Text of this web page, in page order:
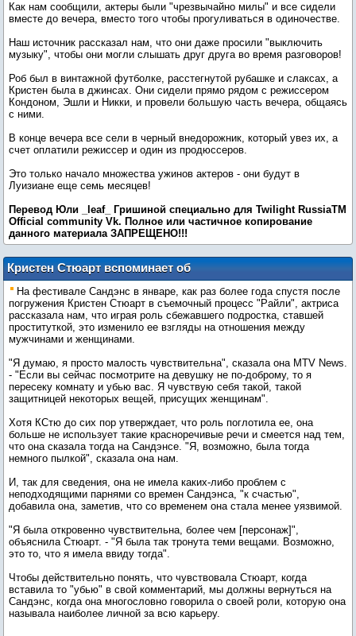
Как нам сообщили, актеры были "чрезвычайно милы" и все сидели
вместе до вечера, вместо того чтобы прогуливаться в одиночестве.
Наш источник рассказал нам, что они даже просили "выключить
музыку", чтобы они могли слышать друг друга во время разговоров!
Роб был в винтажной футболке, расстегнутой рубашке и слаксах, а
Кристен была в джинсах. Они сидели прямо рядом с режиссером
Кондоном, Эшли и Никки, и провели большую часть вечера, общаясь
с ними.
В конце вечера все сели в черный внедорожник, который увез их, а
счет оплатили режиссер и один из продюссеров.
Это только начало множества ужинов актеров - они будут в
Луизиане еще семь месяцев!
Перевод Юли _leaf_ Гришиной специально для Twilight RussiaTM
Оfficial community Vk. Пoлнoe или чacтичнoe кoпиpoвaниe
дaннoгo мaтepиaлa ЗАПРЕЩЕНО!!!
Кристен Стюарт вспоминает об
ощущении "чувствительности" после
"Добро пожаловать к Райли"
На фестивале Сандэнс в январе, как раз более года спустя после
погружения Кристен Стюарт в съемочный процесс "Райли", актриса
рассказала нам, что играя роль сбежавшего подростка, ставшей
проституткой, это изменило ее взгляды на отношения между
мужчинами и женщинами.
"Я думаю, я просто малость чувствительна", сказала она MTV News.
- "Если вы сейчас посмотрите на девушку не по-доброму, то я
пересеку комнату и убью вас. Я чувствую себя такой, такой
защитницей некоторых вещей, присущих женщинам".
Хотя КСтю до сих пор утверждает, что роль поглотила ее, она
больше не использует такие красноречивые речи и смеется над тем,
что она сказала тогда на Сандэнсе. "Я, возможно, была тогда
немного пылкой", сказала она нам.
И, так для сведения, она не имела каких-либо проблем с
неподходящими парнями со времен Сандэнса, "к счастью",
добавила она, заметив, что со временем она стала менее уязвимой.
"Я была откровенно чувствительна, более чем [персонаж]",
объяснила Стюарт. - "Я была так тронута теми вещами. Возможно,
это то, что я имела ввиду тогда".
Чтобы действительно понять, что чувствовала Стюарт, когда
вставила то "убью" в свой комментарий, мы должны вернуться на
Сандэнс, когда она многословно говорила о своей роли, которую она
называла наиболее личной за всю карьеру.